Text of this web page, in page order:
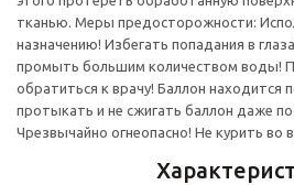
тканью. Меры предосторожности:
назначению! Избегать попадания в
промыть большим количеством воды!
обратиться к врачу! Баллон находится
протыкать и не сжигать баллон даже
Чрезвычайно огнеопасно! Не курить во